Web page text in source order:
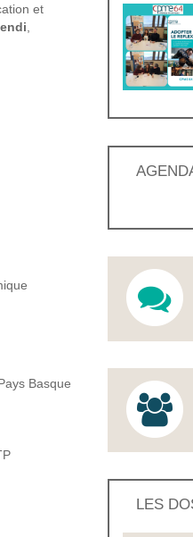
et
Basque
LES